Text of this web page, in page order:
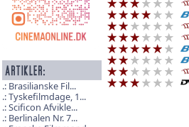
Brasilianske Fil...
Tyskefilmdage, 1...
Scificon Afvikle...
Berlinalen Nr. 7...